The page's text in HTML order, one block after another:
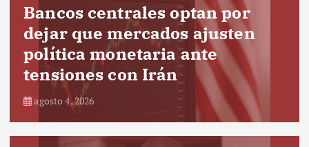
Bancos centrales optan por
dejar que mercados ajusten
política monetaria ante
tensiones con Irán
agosto 4, 2026